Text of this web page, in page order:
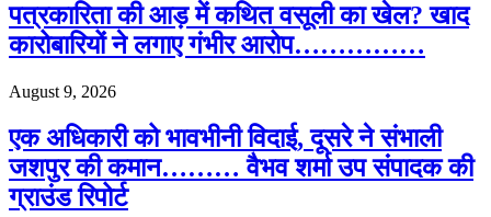
पत्रकारिता की आड़ में कथित वसूली का खेल? खाद
कारोबारियों ने लगाए गंभीर आरोप……………
August 9, 2026
एक अधिकारी को भावभीनी विदाई, दूसरे ने संभाली
जशपुर की कमान……… वैभव शर्मा उप संपादक की
ग्राउंड रिपोर्ट